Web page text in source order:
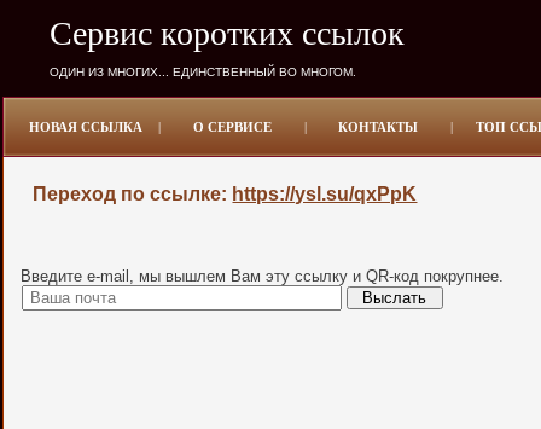
Сервис коротких ссылок
ОДИН ИЗ МНОГИХ... ЕДИНСТВЕННЫЙ ВО МНОГОМ.
НОВАЯ ССЫЛКА | О СЕРВИСЕ | КОНТАКТЫ | ТОП
Переход по ссылке: https://ysl.su/qxPpK
Введите e-mail, мы вышлем Вам эту ссылку и QR-код покрупнее.